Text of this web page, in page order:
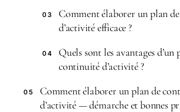
03
Comment élaborer un plan
d’activité efficace ?
04
Quels sont les avantages d’un
continuité d’activité ?
05
Comment élaborer un plan de
d’activité — démarche et bonnes